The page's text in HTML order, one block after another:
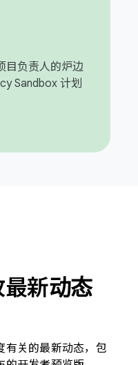
目负责人的炉边
Sandbox 计划
新动态
有关的最新动态，包